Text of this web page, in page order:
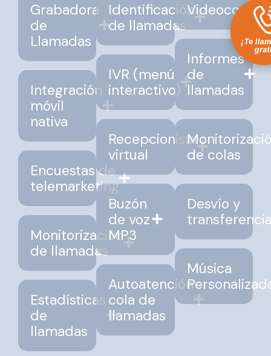
Grabadora
de
Llamadas
Integración
móvil
nativa
Encuestas de
telemarketing
Monitorización
de llamadas
Estadísticas
de
llamadas
Identificación
de llamadas
IVR (menú
interactivo)
Recepcionista
virtual
Buzón
de voz
MP3
Autoatención
cola de
llamadas
Informes
de
llamadas
de colas
Desvío y
Música